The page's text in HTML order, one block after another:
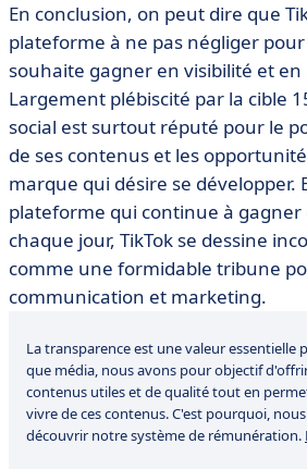
En conclusion, on peut dire que
plateforme à ne pas négliger
souhaite gagner en visibilité et
Largement plébiscité par la cible
social est surtout réputé pour le
de ses contenus et les
marque qui désire se développer.
plateforme qui continue à
chaque jour, TikTok se dessine
comme une formidable tribune
communication et marketing.
La transparence est une valeur essentielle
que média, nous avons pour objectif
contenus utiles et de qualité tout en
vivre de ces contenus. C'est pourquoi,
découvrir notre système de rémunération.